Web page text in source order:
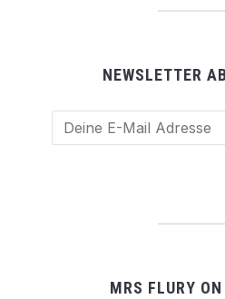
NEWSLETTER
MRS FLURY